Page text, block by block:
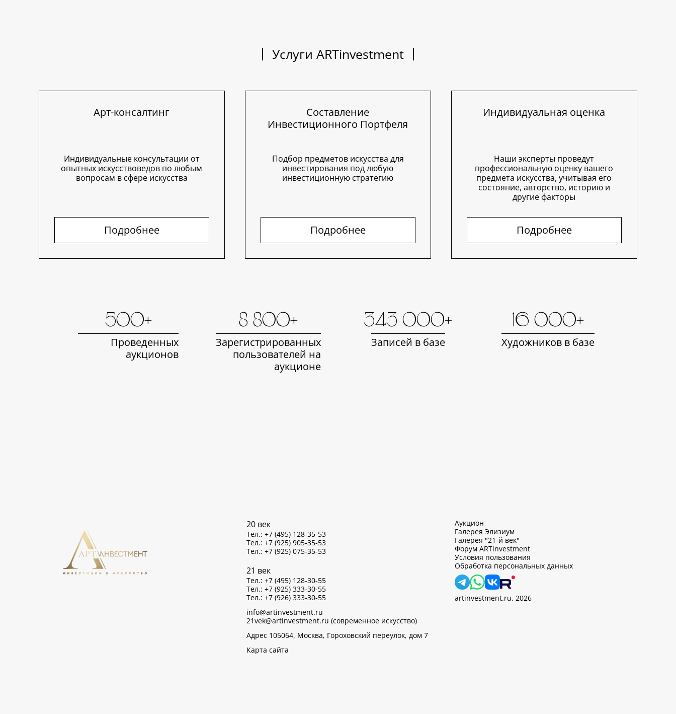
Услуги ARTinvestment
Арт-консалтинг
Индивидуальные консультации от
опытных искусствоведов по любым
вопросам в сфере искусства
Подробнее
Составление
Инвестиционного Портфеля
Подбор предметов искусства для
инвестирования под любую
инвестиционную стратегию
Подробнее
Индивидуальная оценка
Наши эксперты проведут
профессиональную оценку вашего
предмета искусства, учитывая его
состояние, авторство, историю и
другие факторы
Подробнее
500+
Проведенных
аукционов
8 800+
Зарегистрированных
пользователей на
аукционе
343 000+
Записей в базе
16 000+
Художников в базе
20 век
Тел.: +7 (495) 128-35-53
Тел.: +7 (925) 905-35-53
Тел.: +7 (925) 075-35-53
21 век
Тел.: +7 (495) 128-30-55
Тел.: +7 (925) 333-30-55
Тел.: +7 (926) 333-30-55
info@artinvestment.ru
21vek@artinvestment.ru (современное искусство)
Адрес 105064, Москва, Гороховский переулок, дом 7
Карта сайта
Аукцион
Галерея Элизиум
Галерея "21-й век"
Форум ARTinvestment
Условия пользования
Обработка персональных данных
artinvestment.ru, 2026